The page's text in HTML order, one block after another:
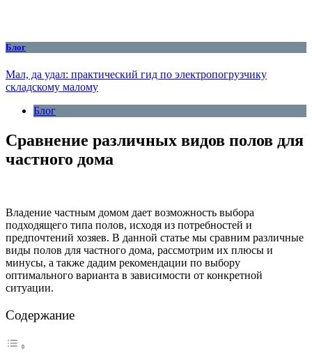
Блог
Мал, да удал: практический гид по электропогрузчику
складскому малому
Блог
Сравнение различных видов полов для
частного дома
Владение частным домом дает возможность выбора
подходящего типа полов, исходя из потребностей и
предпочтений хозяев. В данной статье мы сравним различные
виды полов для частного дома, рассмотрим их плюсы и
минусы, а также дадим рекомендации по выбору
оптимального варианта в зависимости от конкретной
ситуации.
Содержание